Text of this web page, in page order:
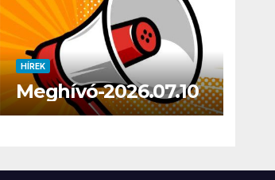
HÍREK
Meghívó-2026.07.10